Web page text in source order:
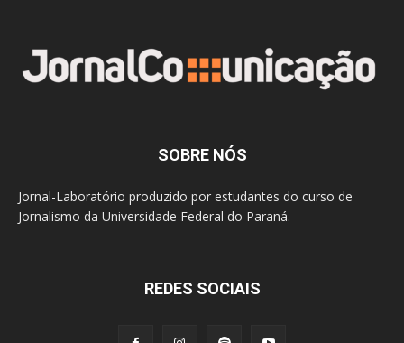
SOBRE NÓS
Jornal-Laboratório produzido por estudantes do curso de
Jornalismo da Universidade Federal do Paraná.
REDES SOCIAIS